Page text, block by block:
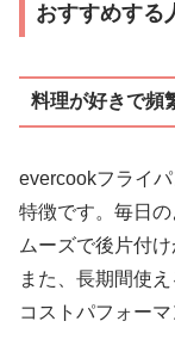
おすすめする
料理が好きで頻
evercookフライ
特徴です。毎日
ムーズで後片付
また、長期間使
コストパフォーマ